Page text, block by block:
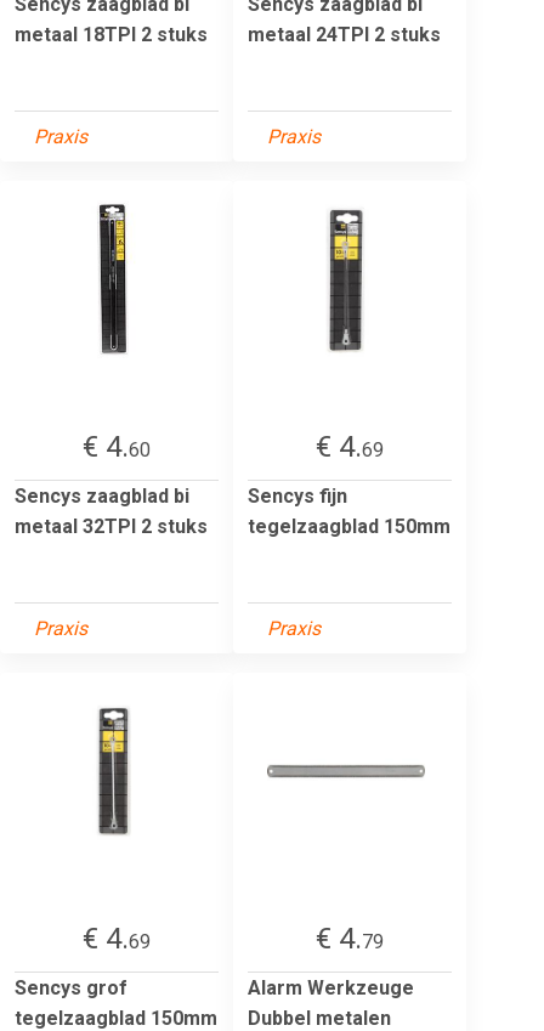
metaal 18TPI 2 stuks
Praxis
metaal 24TPI 2 stuks
Praxis
€ 4.60
Sencys zaagblad bi
metaal 32TPI 2 stuks
Praxis
€ 4.69
Sencys fijn
tegelzaagblad 150mm
Praxis
€ 4.69
Sencys grof
tegelzaagblad 150mm
€ 4.79
Alarm Werkzeuge
Dubbel metalen